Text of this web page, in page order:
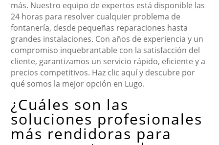
más. Nuestro equipo de expertos está disponible las
24 horas para resolver cualquier problema de
fontanería, desde pequeñas reparaciones hasta
grandes instalaciones. Con años de experiencia y un
compromiso inquebrantable con la satisfacción del
cliente, garantizamos un servicio rápido, eficiente y a
precios competitivos. Haz clic aquí y descubre por
qué somos la mejor opción en Lugo.
¿Cuáles son las
soluciones profesionales
más rendidoras para